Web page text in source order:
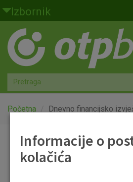
Skoči na glavni sadržaj
Izbornik
Građani
Privatno bankarstvo
Agro
Mala poduzeća i obrtnici
Globalna tržišta
Početna Dnevno financijsko
Dnevno
Informacije o
kolačića